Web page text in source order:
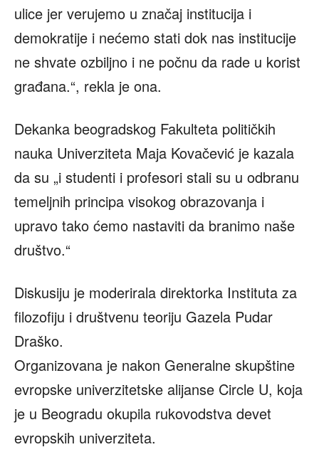
ulice jer verujemo u značaj institucija i
demokratije i nećemo stati dok nas institucije
ne shvate ozbiljno i ne počnu da rade u korist
građana.“, rekla je ona.
Dekanka beogradskog Fakulteta političkih
nauka Univerziteta Maja Kovačević je kazala
da su „i studenti i profesori stali su u odbranu
temeljnih principa visokog obrazovanja i
upravo tako ćemo nastaviti da branimo naše
društvo.“
Diskusiju je moderirala direktorka Instituta za
filozofiju i društvenu teoriju Gazela Pudar
Draško.
Organizovana je nakon Generalne skupštine
evropske univerzitetske alijanse Circle U, koja
je u Beogradu okupila rukovodstva devet
evropskih univerziteta.